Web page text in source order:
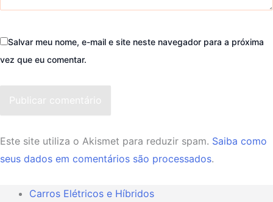
Salvar meu nome, e-mail e site neste navegador para a próxima
vez que eu comentar.
Publicar comentário
Este site utiliza o Akismet para reduzir spam. Saiba como
seus dados em comentários são processados.
Carros Elétricos e Híbridos